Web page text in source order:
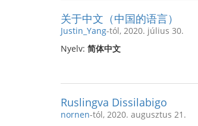
关于中文（中国的语言）
Justin_Yang-tól, 2020. július 30.
Nyelv: 简体中文
Ruslingva Dissilabigo
nornen-tól, 2020. augusztus 21.